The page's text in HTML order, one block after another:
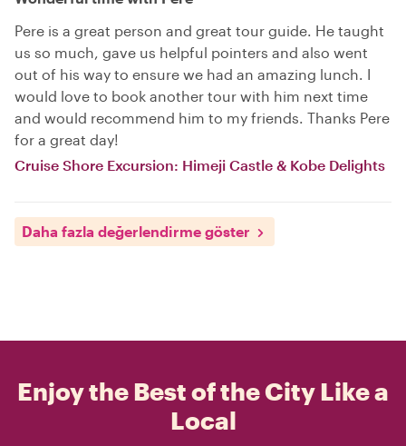
Pere is a great person and great tour guide. He taught
us so much, gave us helpful pointers and also went
out of his way to ensure we had an amazing lunch. I
would love to book another tour with him next time
and would recommend him to my friends. Thanks Pere
for a great day!
Cruise Shore Excursion: Himeji Castle & Kobe Delights
Daha fazla değerlendirme göster
Enjoy the Best of the City Like a
Local